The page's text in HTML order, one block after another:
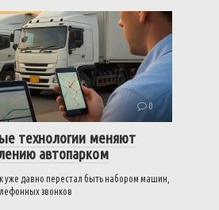
0
технологии меняют
автопарком
уже давно перестал быть набором машин,
звонков